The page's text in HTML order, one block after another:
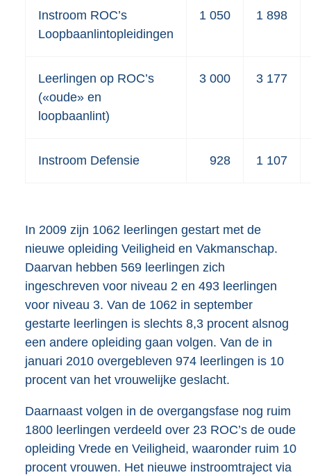
Instroom ROC’s
Loopbaanlintopleidingen
1 050 1 898
Leerlingen op ROC’s
(«oude» en
loopbaanlint)
3 000 3 177
Instroom Defensie 928 1 107
In 2009 zijn 1062 leerlingen gestart met de
nieuwe opleiding Veiligheid en Vakmanschap.
Daarvan hebben 569 leerlingen zich
ingeschreven voor niveau 2 en 493 leerlingen
voor niveau 3. Van de 1062 in september
gestarte leerlingen is slechts 8,3 procent alsnog
een andere opleiding gaan volgen. Van de in
januari 2010 overgebleven 974 leerlingen is 10
procent van het vrouwelijke geslacht.
Daarnaast volgen in de overgangsfase nog ruim
1800 leerlingen verdeeld over 23 ROC’s de oude
opleiding Vrede en Veiligheid, waaronder ruim 10
procent vrouwen. Het nieuwe instroomtraject via